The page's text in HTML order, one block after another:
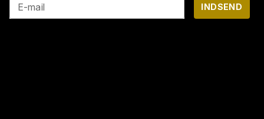
E-mail INDSEND